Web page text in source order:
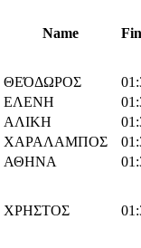
Name
ΘΕΌΔΩΡΟΣ
ΕΛΕΝΗ
ΑΛΙΚΗ
ΧΑΡΑΛΑΜΠΟΣ
ΑΘΗΝΑ
ΧΡΗΣΤΟΣ